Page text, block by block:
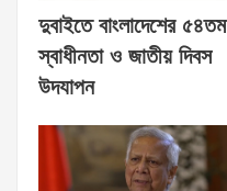
দুবাইতে বাংলাদেশের ৫৪তম
স্বাধীনতা ও জাতীয় দিবস
উদযাপন